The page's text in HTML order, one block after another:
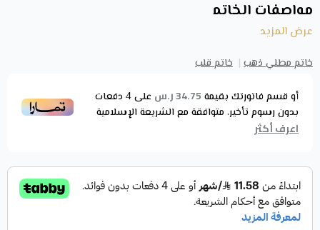
مواصفات الخاتم
التصميم : خاتم مطلي ذهب مع اسم من اختيارك.
العيار: 21 قيراط.
مميزات خاتم قلب مطلي ذهب عيار 21 مع اسم
خاتم قلب مصمم بعناية باستخدام طلاء ذهب عيار 21 الذي يوفر
لمسة من الفخامة والجمال الدائم.
يمكن نقش اسمك أو اسم من تحب على الخاتم، مما يجعله قطعة
عرض المزيد
خاتم مطلي ذهب | خاتم قلب
أو قسم فاتورتك بقيمة 34.75 ر.س على4 دفعات
بدون رسوم تأخير، متوافقة مع الشريعة الإسلامية
اعرف أكثر